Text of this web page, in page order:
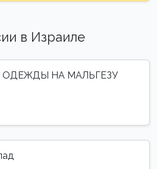
в Израиле
ОДЕЖДЫ НА МАЛЬГЕЗУ